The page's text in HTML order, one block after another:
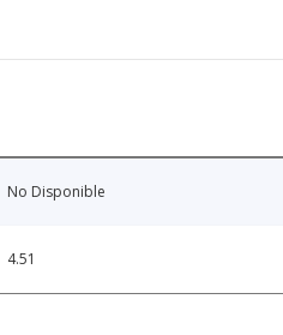
No Disponible
4.51